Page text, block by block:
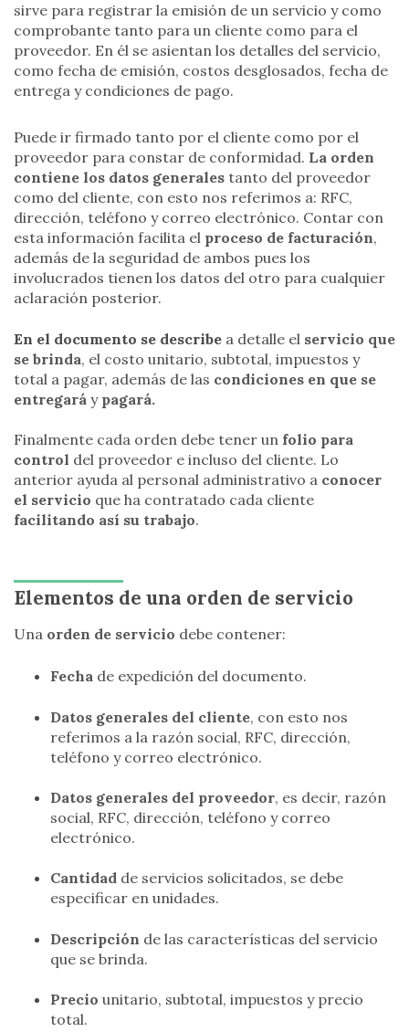
sirve para registrar la emisión de un servicio y como
comprobante tanto para un cliente como para el
proveedor. En él se asientan los detalles del servicio,
como fecha de emisión, costos desglosados, fecha de
entrega y condiciones de pago.
Puede ir firmado tanto por el cliente como por el
proveedor para constar de conformidad. La orden
contiene los datos generales tanto del proveedor
como del cliente, con esto nos referimos a: RFC,
dirección, teléfono y correo electrónico. Contar con
esta información facilita el proceso de facturación,
además de la seguridad de ambos pues los
involucrados tienen los datos del otro para cualquier
aclaración posterior.
En el documento se describe a detalle el servicio que
se brinda, el costo unitario, subtotal, impuestos y
total a pagar, además de las condiciones en que se
entregará y pagará.
Finalmente cada orden debe tener un folio para
control del proveedor e incluso del cliente. Lo
anterior ayuda al personal administrativo a conocer
el servicio que ha contratado cada cliente
facilitando así su trabajo.
Elementos de una orden de servicio
Una orden de servicio debe contener:
Fecha de expedición del documento.
Datos generales del cliente, con esto nos
referimos a la razón social, RFC, dirección,
teléfono y correo electrónico.
Datos generales del proveedor, es decir, razón
social, RFC, dirección, teléfono y correo
electrónico.
Cantidad de servicios solicitados, se debe
especificar en unidades.
Descripción de las características del servicio
que se brinda.
Precio unitario, subtotal, impuestos y precio
total.